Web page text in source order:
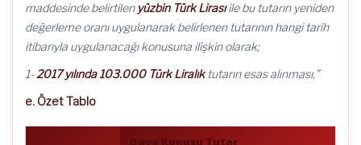
maddesinde belirtilen yüzbin Türk Lirasıile bu tutarın yeniden
değerleme oranı uygulanarak belirlenen tutarının hangi tarih
itibarıyla uygulanacağı konusuna ilişkin olarak;
1-2017 yılında 103.000 Türk Liralıktutarın esas alınması,”
e. Özet Tablo
Dava Konusu Tutar